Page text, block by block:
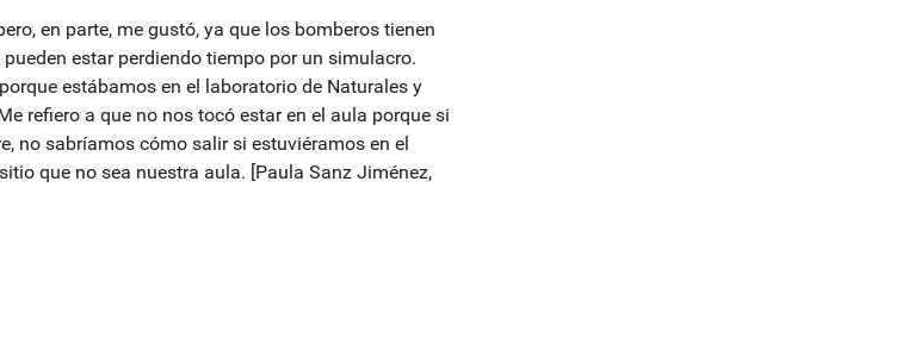
en parte, me gustó, ya que los bomberos tienen
estar perdiendo tiempo por un simulacro.
estábamos en el laboratorio de Naturales y
refiero a que no nos tocó estar en el aula porque si
no sabríamos cómo salir si estuviéramos en el
que no sea nuestra aula. [Paula Sanz Jiménez,